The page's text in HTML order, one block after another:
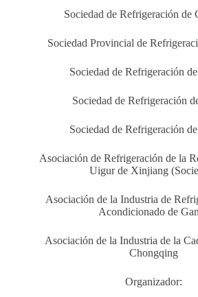
Sociedad de Refrigeración de
Sociedad Provincial de
Sociedad de Refrigeración
Sociedad de Refrigeración
Sociedad de Refrigeración
Asociación de Refrigeración de la
Uigur de Xinjiang
Asociación de la Industria de
Acondicionado de
Asociación de la Industria de la
Chongqing
Organizador: